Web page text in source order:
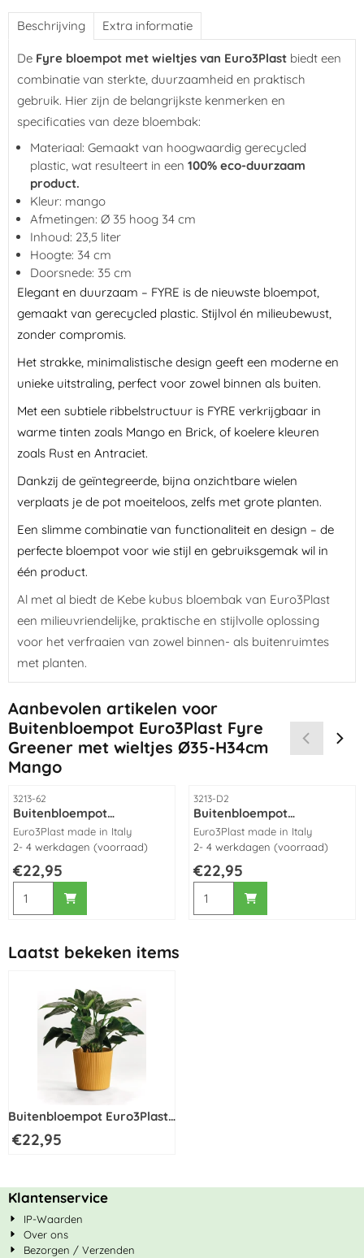
Beschrijving Extra informatie
De Fyre bloempot met wieltjes van Euro3Plast biedt een
combinatie van sterkte, duurzaamheid en praktisch
gebruik. Hier zijn de belangrijkste kenmerken en
specificaties van deze bloembak:
Materiaal: Gemaakt van hoogwaardig gerecycled
plastic, wat resulteert in een 100% eco-duurzaam
product.
Kleur: mango
Afmetingen: Ø 35 hoog 34 cm
Inhoud: 23,5 liter
Hoogte: 34 cm
Doorsnede: 35 cm
Elegant en duurzaam – FYRE is de nieuwste bloempot,
gemaakt van gerecycled plastic. Stijlvol én milieubewust,
zonder compromis.
Het strakke, minimalistische design geeft een moderne en
unieke uitstraling, perfect voor zowel binnen als buiten.
Met een subtiele ribbelstructuur is FYRE verkrijgbaar in
warme tinten zoals Mango en Brick, of koelere kleuren
zoals Rust en Antraciet.
Dankzij de geïntegreerde, bijna onzichtbare wielen
verplaats je de pot moeiteloos, zelfs met grote planten.
Een slimme combinatie van functionaliteit en design – de
perfecte bloempot voor wie stijl en gebruiksgemak wil in
één product.
Al met al biedt de Kebe kubus bloembak van Euro3Plast
een milieuvriendelijke, praktische en stijlvolle oplossing
voor het verfraaien van zowel binnen- als buitenruimtes
met planten.
Aanbevolen artikelen voor
Buitenbloempot Euro3Plast Fyre
Greener met wieltjes Ø35-H34cm
Mango
Artikelnummer
3213-62
Buitenbloempot
Euro3Plast Fyre Greener
met wieltjes Ø35-H34cm
antraciet/mango/blauw/groen/bruin/wit
Merk:
Euro3Plast made in Italy
2- 4 werkdagen (voorraad)
Prijs: 22,95
€22,95
Aantal kiezen voor Buitenbloempot Euro3Plast Fyre
Artikelnummer
3213-D2
Buitenbloempot
Euro3Plast Fyre Greener
met wieltjes Ø35-H34cm
Olive green
Merk:
Euro3Plast made in Italy
2- 4 werkdagen (voorraad)
Prijs: 22,95
€22,95
Aantal kiezen voor
Laatst bekeken items
Buitenbloempot Euro3Plast
Fyre Greener met wieltjes
Ø35-H34cm Mango
€22,95
Klantenservice
IP-Waarden
Over ons
Bezorgen / Verzenden